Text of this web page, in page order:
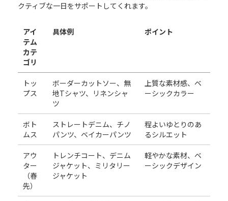
クティブな一日をサポートしてくれます。
アイ
テム
カテ
ゴリ
具体例 ポイント
トッ
プス
ボーダーカットソー、無
地Tシャツ、リネンシャ
ツ
上質な素材感、ベ
ーシックカラー
ボト
ムス
ストレートデニム、チノ
パンツ、ベイカーパンツ
程よいゆとりのあ
るシルエット
アウ
ター
（春
先）
トレンチコート、デニム
ジャケット、ミリタリー
ジャケット
軽やかな素材、ベ
ーシックデザイン